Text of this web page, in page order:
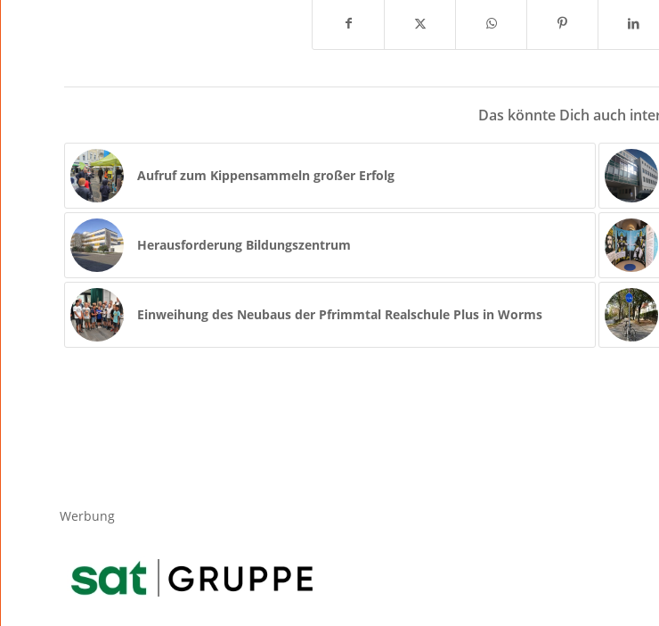
Das könnte Dich auch
Aufruf zum Kippensammeln großer Erfolg
Herausforderung Bildungszentrum
Einweihung des Neubaus der Pfrimmtal Realschule Plus in Worms
Werbung